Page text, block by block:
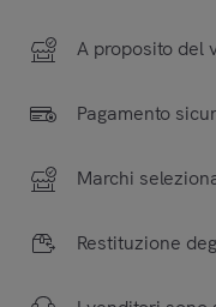
A proposito del
Pagamento
Marchi
Restituzione